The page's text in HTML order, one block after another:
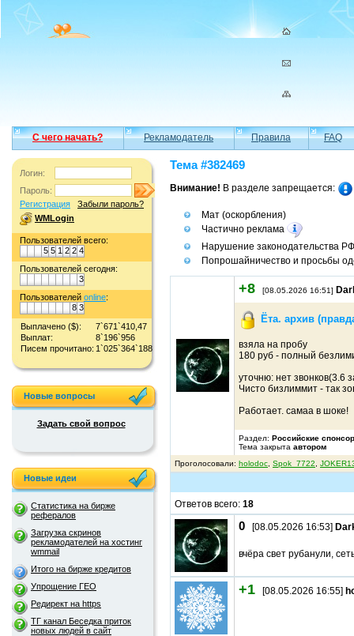
С чего начать? Рекламодатель Правила FAQ
Логин:
Пароль:
Регистрация
Забыли пароль?
WMLogin
Пользователей всего:
5 5 1 2 2 4
Пользователей сегодня:
3
Пользователей online:
8 3
Выплачено ($):
7`671`410,47
Выплат:
8`196`956
Писем прочитано: 1`025`364`188
Новые вопросы
Задать свой вопрос
Новые идеи
Статистика на бирже
рефералов
Загрузка скринов
рекламодателей на хостинг
wmmail
Итого на бирже кредитов
Упрощение ГЕО
Редирект на https
ТГ канал Беседка приток
новых людей в сайт
Тема #382469
Внимание! В разделе запрещается:
Мат (оскорбления)
Частично реклама
Нарушение законодательства РФ
Попрошайничество и просьбы
+8 [08.05.2026 16:51]
Ёта. архив
взяла на пробу
180 руб - полный
уточню: нет звонков(3.6
Чисто бизлиммит - так
Работает. самаа в шоке!
Раздел: Российские
Тема закрыта автором
Проголосовали: holodoc Spok_7722
Ответов всего: 18
0 [08.05.2026 16:53]
вчёра свет рубанули,
+1 [08.05.2026 16:55]